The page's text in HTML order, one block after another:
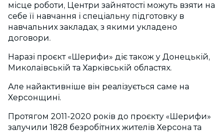
місце роботи, Центри зайнятості можуть взяти на
себе її навчання і спеціальну підготовку в
навчальних закладах, з якими укладено
договори.
Наразі проєкт «Шерифи» діє також у Донецькій,
Миколаївській та Харківській областях.
Але найактивніше він реалізується саме на
Херсонщині.
Протягом 2011-2020 років до проєкту «Шерифи»
залучили 1828 безробітних жителів Херсона та